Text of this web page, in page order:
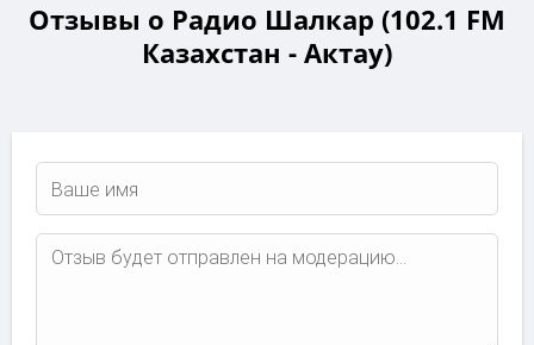
Отзывы о Радио Шалкар (102.1 FM
Казахстан - Актау)